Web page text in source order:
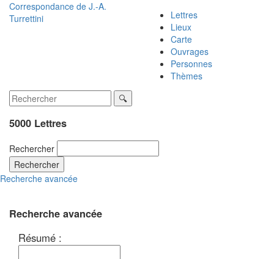
Correspondance de J.-A.
Turrettini
Lettres
Lieux
Carte
Ouvrages
Personnes
Thèmes
5000 Lettres
Rechercher
Rechercher
Recherche avancée
Recherche avancée
Résumé :